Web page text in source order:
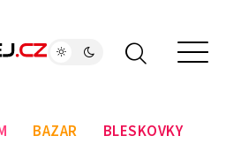
BAZAR BLESKOVKY